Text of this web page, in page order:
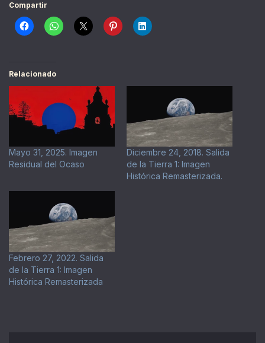
Compartir
Relacionado
Mayo 31, 2025. Imagen
Residual del Ocaso
Diciembre 24, 2018. Salida
de la Tierra 1: Imagen
Histórica Remasterizada.
Febrero 27, 2022. Salida
de la Tierra 1: Imagen
Histórica Remasterizada